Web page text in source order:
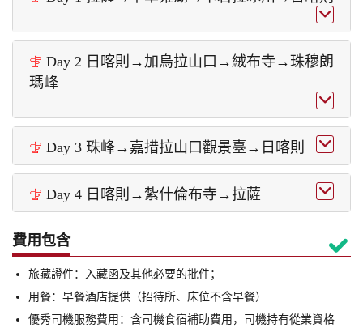

 Day 2 日喀則→加烏拉山口→絨布寺→珠穆朗
瑪峰

 Day 3 珠峰→嘉措拉山口觀景臺→日喀則 
 Day 4 日喀則→紮什倫布寺→拉薩 
費用包含 
旅藏證件：入藏函及其他必要的批件；
用餐：早餐酒店提供（招待所、床位不含早餐）
優秀司機服務費用：含司機食宿補助費用，司機持有從業資格